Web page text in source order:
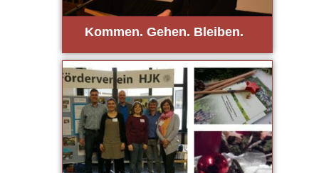
Kom­men. Gehen. Blei­ben.